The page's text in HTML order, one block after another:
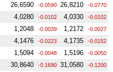
26,6590 -0.0590 26,8210 -0.0770
4,0280 -0.0102 4,0330 -0.0102
1,2048 -0.0039 1,2172 -0.0027
4,1476 -0.0223 4,1735 -0.0152
1,5094 -0.0048 1,5196 -0.0050
30,8640 -0.1690 31,0580 -0.1200